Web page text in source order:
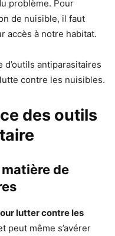
problème. Pour
de nuisible, il faut
accès à notre habitat.
d’outils antiparasitaires
contre les nuisibles.
des outils
matière de
lutter contre les
peut même s’avérer